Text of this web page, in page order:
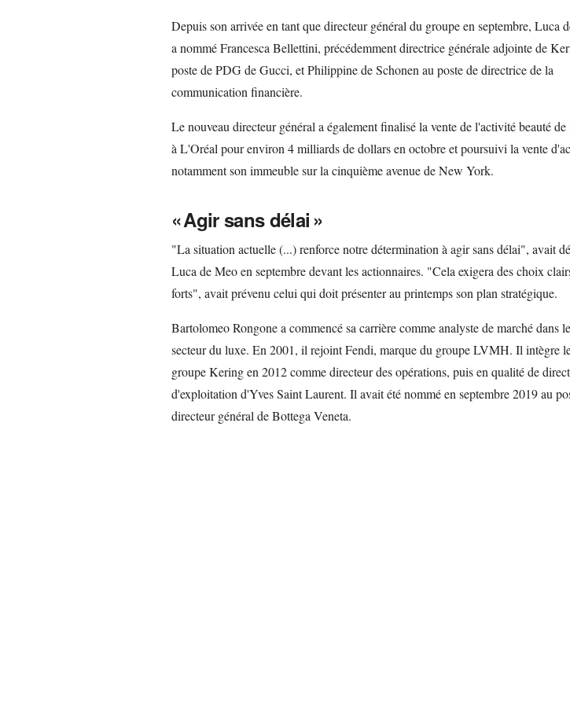
Depuis son arrivée en tant que directeur général du groupe en septembre, Luca
a nommé Francesca Bellettini, précédemment directrice générale adjointe de
poste de PDG de Gucci, et Philippine de Schonen au poste de directrice de la
communication financière.
Le nouveau directeur général a également finalisé la vente de l'activité beauté
à L'Oréal pour environ 4 milliards de dollars en octobre et poursuivi la vente
notamment son immeuble sur la cinquième avenue de New York.
« Agir sans délai »
"La situation actuelle (...) renforce notre détermination à agir sans délai", avait
Luca de Meo en septembre devant les actionnaires. "Cela exigera des choix
forts", avait prévenu celui qui doit présenter au printemps son plan stratégique.
Bartolomeo Rongone a commencé sa carrière comme analyste de marché dans le
secteur du luxe. En 2001, il rejoint Fendi, marque du groupe LVMH. Il intègre
groupe Kering en 2012 comme directeur des opérations, puis en qualité de
d'exploitation d'Yves Saint Laurent. Il avait été nommé en septembre 2019 au
directeur général de Bottega Veneta.